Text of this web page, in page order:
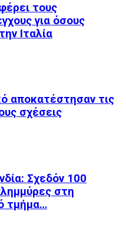
τους
για όσους
Ιταλία
αποκατέστησαν τις
σχέσεις
Σχεδόν 100
στη
τμήμα…